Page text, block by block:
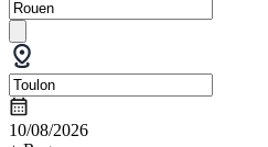
10/08/2026